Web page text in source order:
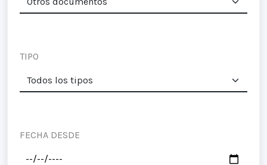
TIPO
FECHA DESDE